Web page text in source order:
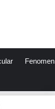
Fenomen